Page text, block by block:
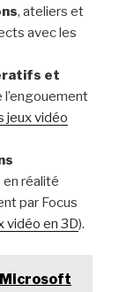
, ateliers et
avec les
et
jeux vidéo
réalité
par Focus
vidéo en 3D).
Microsoft